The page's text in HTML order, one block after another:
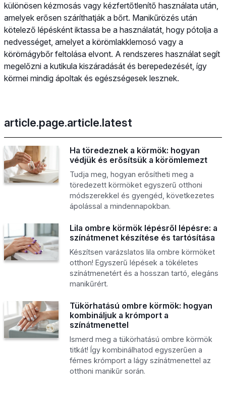
különösen kézmosás vagy kézfertőtlenítő használata után,
amelyek erősen száríthatják a bőrt. Manikűrözés után
kötelező lépésként iktassa be a használatát, hogy pótolja a
nedvességet, amelyet a körömlakklemosó vagy a
körömágybőr feltolása elvont. A rendszeres használat segít
megelőzni a kutikula kiszáradását és berepedezését, így
körmei mindig ápoltak és egészségesek lesznek.
article.page.article.latest
Ha töredeznek a körmök: hogyan
védjük és erősítsük a körömlemezt
Tudja meg, hogyan erősítheti meg a
töredezett körmöket egyszerű otthoni
módszerekkel és gyengéd, következetes
ápolással a mindennapokban.
Lila ombre körmök lépésről lépésre: a
színátmenet készítése és tartósítása
Készítsen varázslatos lila ombre körmöket
otthon! Egyszerű lépések a tökéletes
színátmenetért és a hosszan tartó, elegáns
manikűrért.
Tükörhatású ombre körmök: hogyan
kombináljuk a krómport a
színátmenettel
Ismerd meg a tükörhatású ombre körmök
titkát! Így kombinálhatod egyszerűen a
fémes krómport a lágy színátmenettel az
otthoni manikűr során.